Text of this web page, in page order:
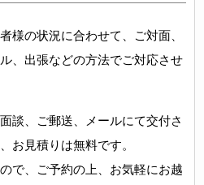
様の状況に合わせて、ご対面、
、出張などの方法でご対応させ
談、ご郵送、メールにて交付さ
お見積りは無料です。
で、ご予約の上、お気軽にお越